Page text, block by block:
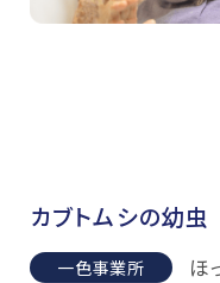
カブトムシの幼虫
一色事業所 ほ